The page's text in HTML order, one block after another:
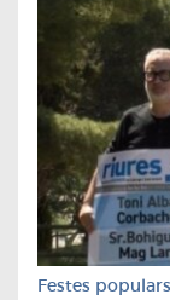
Festes populars